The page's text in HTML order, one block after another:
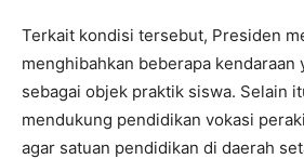
Terkait kondisi tersebut, Presiden
menghibahkan beberapa kendaraan
sebagai objek praktik siswa. Selain
mendukung pendidikan vokasi
agar satuan pendidikan di daerah